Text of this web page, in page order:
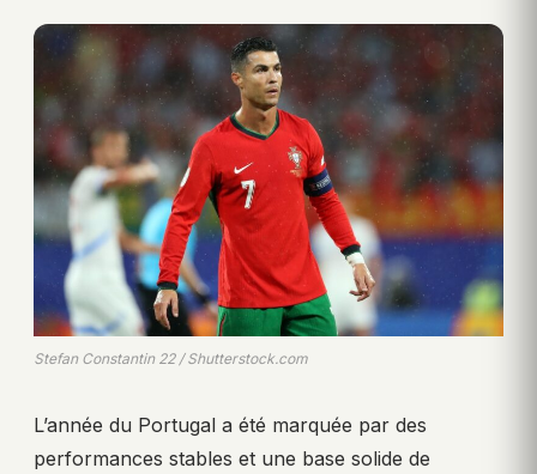
Stefan Constantin 22 / Shutterstock.com
L’année du Portugal a été marquée par des
performances stables et une base solide de